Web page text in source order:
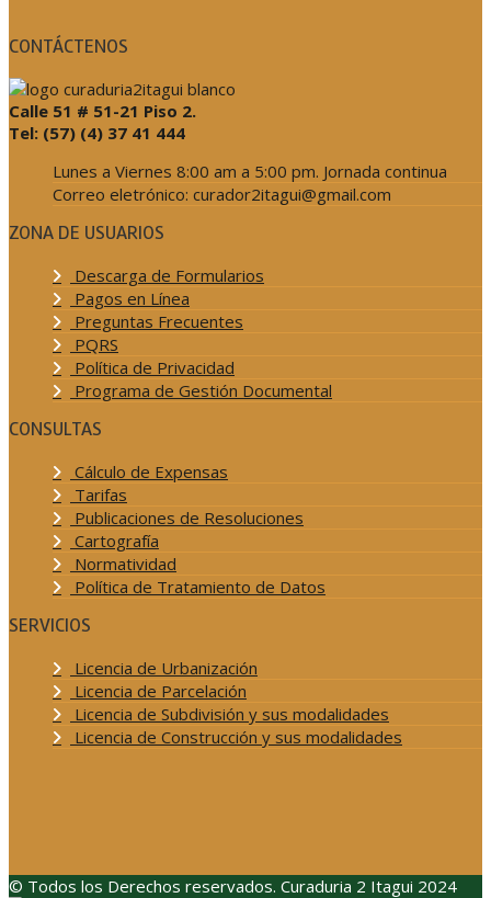
CONTÁCTENOS
Calle 51 # 51-21 Piso 2.
Tel: (57) (4) 37 41 444
Lunes a Viernes 8:00 am a 5:00 pm. Jornada continua
Correo eletrónico: curador2itagui@gmail.com
ZONA DE USUARIOS
Descarga de Formularios
Pagos en Línea
Preguntas Frecuentes
PQRS
Política de Privacidad
Programa de Gestión Documental
CONSULTAS
Cálculo de Expensas
Tarifas
Publicaciones de Resoluciones
Cartografía
Normatividad
Política de Tratamiento de Datos
SERVICIOS
Licencia de Urbanización
Licencia de Parcelación
Licencia de Subdivisión y sus modalidades
Licencia de Construcción y sus modalidades
© Todos los Derechos reservados. Curaduria 2 Itagui 2024